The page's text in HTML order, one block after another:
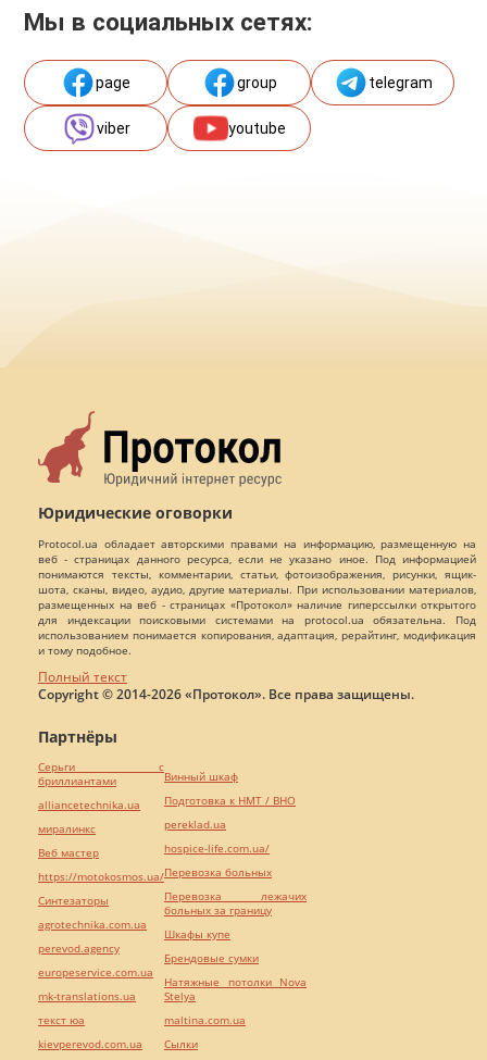
Мы в социальных сетях:
page group telegram
viber youtube
Юридические оговорки
Protocol.ua обладает авторскими правами на информацию, размещенную на
веб - страницах данного ресурса, если не указано иное. Под информацией
понимаются тексты, комментарии, статьи, фотоизображения, рисунки, ящик-
шота, сканы, видео, аудио, другие материалы. При использовании материалов,
размещенных на веб - страницах «Протокол» наличие гиперссылки открытого
для индексации поисковыми системами на protocol.ua обязательна. Под
использованием понимается копирования, адаптация, рерайтинг, модификация
и тому подобное.
Полный текст
Copyright © 2014-2026 «Протокол». Все права защищены.
Партнёры
Серьги с
бриллиантами
alliancetechnika.ua
миралинкс
Веб мастер
https://motokosmos.ua/
Синтезаторы
agrotechnika.com.ua
perevod.agency
europeservice.com.ua
mk-translations.ua
текст юа
kievperevod.com.ua
Винный шкаф
Подготовка к НМТ / ВНО
pereklad.ua
hospice-life.com.ua/
Перевозка больных
Перевозка лежачих
больных за границу
Шкафы купе
Брендовые сумки
Натяжные потолки Nova
Stelya
maltina.com.ua
Cылки